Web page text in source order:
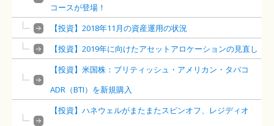
コースが登場！
【投資】2018年11月の資産運用の状況
【投資】2019年に向けたアセットアロケーションの見直し
【投資】米国株：ブリティッシュ・アメリカン・タバコ
ADR（BTI）を新規購入
【投資】ハネウェルがまたまたスピンオフ、レジディオ